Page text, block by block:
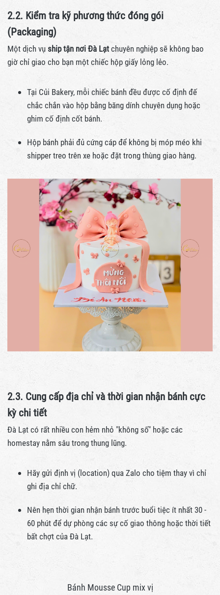
2.2. Kiểm tra kỹ phương thức đóng gói
(Packaging)
Một dịch vụ ship tận nơi Đà Lạt chuyên nghiệp sẽ không bao
giờ chỉ giao cho bạn một chiếc hộp giấy lỏng lẻo.
Tại Củi Bakery, mỗi chiếc bánh đều được cố định đế
chắc chắn vào hộp bằng băng dính chuyên dụng hoặc
ghim cố định cốt bánh.
Hộp bánh phải đủ cứng cáp để không bị móp méo khi
shipper treo trên xe hoặc đặt trong thùng giao hàng.
2.3. Cung cấp địa chỉ và thời gian nhận bánh cực
kỳ chi tiết
Đà Lạt có rất nhiều con hẻm nhỏ "không số" hoặc các
homestay nằm sâu trong thung lũng.
Hãy gửi định vị (location) qua Zalo cho tiệm thay vì chỉ
ghi địa chỉ chữ.
Nên hẹn thời gian nhận bánh trước buổi tiệc ít nhất 30 -
60 phút để dự phòng các sự cố giao thông hoặc thời tiết
bất chợt của Đà Lạt.
Bánh Mousse Cup mix vị